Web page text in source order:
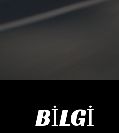
BILGI